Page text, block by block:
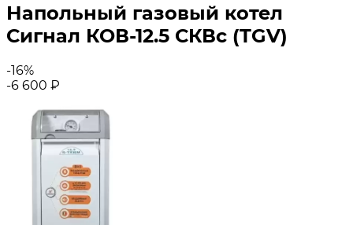
Напольный газовый котел
Сигнал КОВ-12.5 СКВс (TGV)
-16%
-6 600 ₽